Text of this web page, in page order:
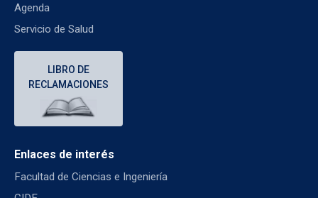
Agenda
Servicio de Salud
LIBRO DE
RECLAMACIONES
Enlaces de interés
Facultad de Ciencias e Ingeniería